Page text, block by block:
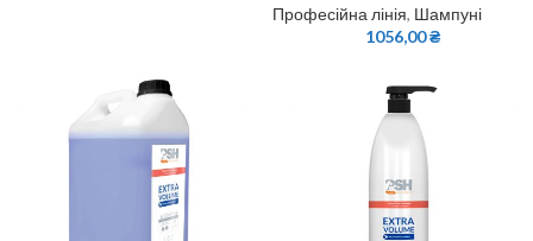
Професійна лінія, Шампуні
1056,00₴